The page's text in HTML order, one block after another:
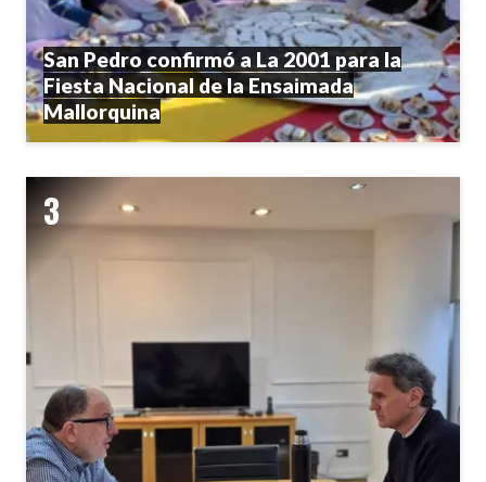
San Pedro confirmó a La 2001 para la
Fiesta Nacional de la Ensaimada
Mallorquina